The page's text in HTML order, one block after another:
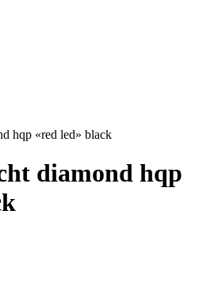
hqp «red led» black
diamond hqp